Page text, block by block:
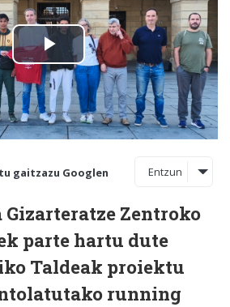
gaitzazu Googlen Entzun
Zentroko
parte hartu dute
Taldeak proiektu
running